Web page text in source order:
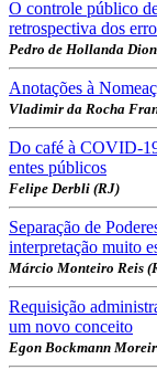
O controle público
retrospectiva dos
Pedro de Hollanda
Anotações à
Vladimir da Rocha
Do café à COVID-
entes públicos
Felipe Derbli (RJ)
Separação de
interpretação muito
Márcio Monteiro Reis
Requisição
um novo conceito
Egon Bockmann